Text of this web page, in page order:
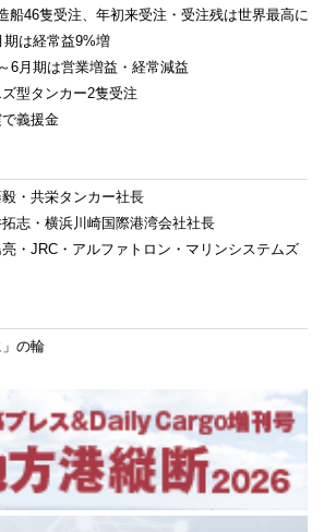
船46隻受注、年初来受注・受注残は世界最高に
期は経常益9%増
6月期は営業増益・経常減益
型タンカー2隻受注
義援金
毅・共栄タンカー社長
拓志・横浜川崎国際港湾会社社長
亮・JRC・アルファトロン・マリンシステムズ
」の輪